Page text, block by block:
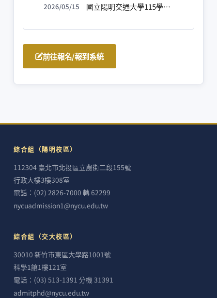
2026/05/15 國立陽明交通大學115學年度博士班考試入學招生榜單[115.05.15]
前往報名/報到系統
綜合組（陽明校區）
112304 臺北市北投區立農街二段155號
行政大樓3樓308室
電話：(02) 2826-7000 轉 62299
nycuadmission1@nycu.edu.tw
綜合組（交大校區）
30010 新竹市東區大學路1001號
科學1館1樓121室
電話：(03) 513-1391 分機 31391
admitphd@nycu.edu.tw